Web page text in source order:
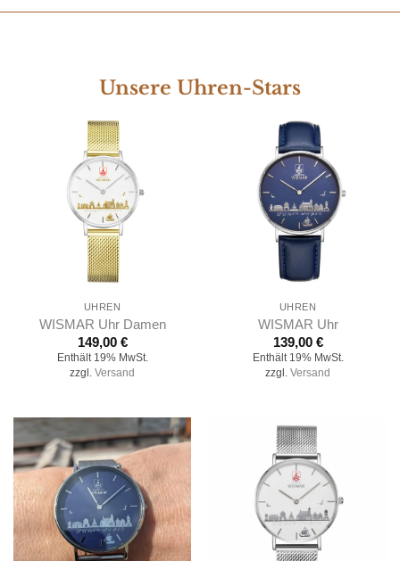
Unsere Uhren-Stars
UHREN
WISMAR Uhr Damen
149,00 €
Enthält 19% MwSt.
zzgl. Versand
UHREN
WISMAR Uhr
139,00 €
Enthält 19% MwSt.
zzgl. Versand